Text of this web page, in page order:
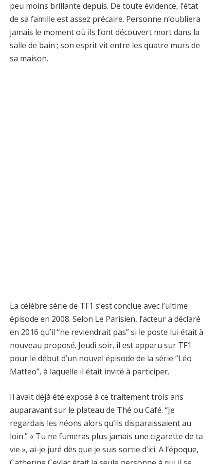
peu moins brillante depuis. De toute évidence, l’état
de sa famille est assez précaire. Personne n’oubliera
jamais le moment où ils l’ont découvert mort dans la
salle de bain ; son esprit vit entre les quatre murs de
sa maison.
La célèbre série de TF1 s’est conclue avec l’ultime
épisode en 2008. Selon Le Parisien, l’acteur a déclaré
en 2016 qu’il “ne reviendrait pas” si le poste lui était à
nouveau proposé. Jeudi soir, il est apparu sur TF1
pour le début d’un nouvel épisode de la série “Léo
Matteo”, à laquelle il était invité à participer.
Il avait déjà été exposé à ce traitement trois ans
auparavant sur le plateau de Thé ou Café. “Je
regardais les néons alors qu’ils disparaissaient au
loin.” « Tu ne fumeras plus jamais une cigarette de ta
vie », ai-je juré dès que je suis sortie d’ici. A l’époque,